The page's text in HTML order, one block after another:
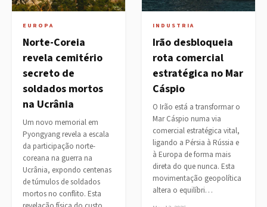
EUROPA
Norte-Coreia
revela cemitério
secreto de
soldados mortos
na Ucrânia
Um novo memorial em
Pyongyang revela a escala
da participação norte-
coreana na guerra na
Ucrânia, expondo centenas
de túmulos de soldados
mortos no conflito. Esta
INDUSTRIA
Irão desbloqueia
rota comercial
estratégica no Mar
Cáspio
O Irão está a transformar o
Mar Cáspio numa via
comercial estratégica vital,
ligando a Pérsia à Rússia e
à Europa de forma mais
direta do que nunca. Esta
movimentação geopolítica
altera o equilíbri…